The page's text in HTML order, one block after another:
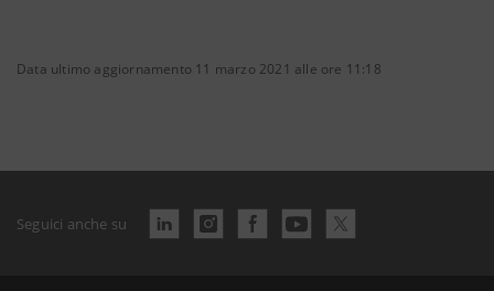
Data ultimo aggiornamento 11 marzo 2021 alle ore 11:18
Seguici anche su